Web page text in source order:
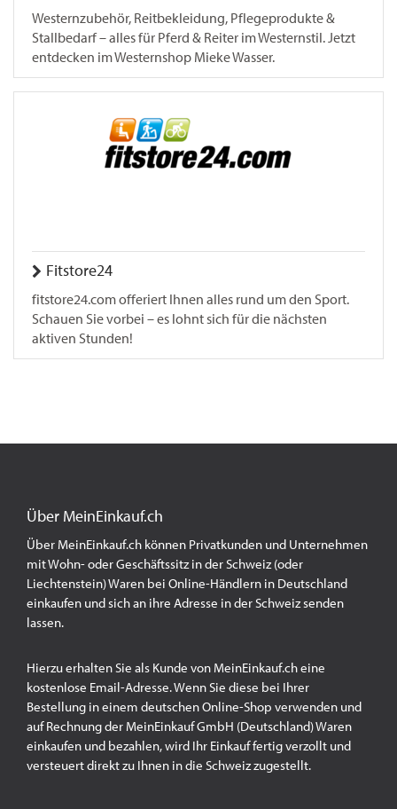
Westernzubehör, Reitbekleidung, Pflegeprodukte &
Stallbedarf – alles für Pferd & Reiter im Westernstil. Jetzt
entdecken im Westernshop Mieke Wasser.
Fitstore24
fitstore24.com offeriert Ihnen alles rund um den Sport.
Schauen Sie vorbei – es lohnt sich für die nächsten
aktiven Stunden!
Über MeinEinkauf.ch
Über MeinEinkauf.ch können Privatkunden und Unternehmen
mit Wohn- oder Geschäftssitz in der Schweiz (oder
Liechtenstein) Waren bei Online-Händlern in Deutschland
einkaufen und sich an ihre Adresse in der Schweiz senden
lassen.
Hierzu erhalten Sie als Kunde von MeinEinkauf.ch eine
kostenlose Email-Adresse. Wenn Sie diese bei Ihrer
Bestellung in einem deutschen Online-Shop verwenden und
auf Rechnung der MeinEinkauf GmbH (Deutschland) Waren
einkaufen und bezahlen, wird Ihr Einkauf fertig verzollt und
versteuert direkt zu Ihnen in die Schweiz zugestellt.